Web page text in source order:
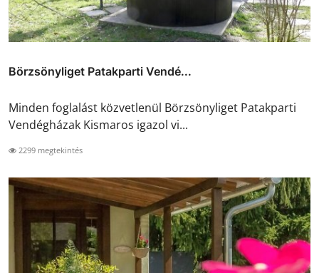
Börzsönyliget Patakparti Vendé...
Minden foglalást közvetlenül Börzsönyliget Patakparti
Vendégházak Kismaros igazol vi...
2299 megtekintés